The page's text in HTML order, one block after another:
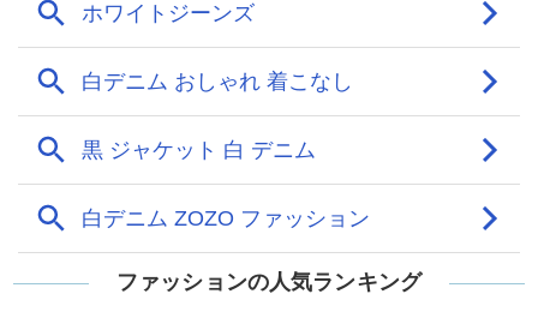
ファッションの人気ランキング